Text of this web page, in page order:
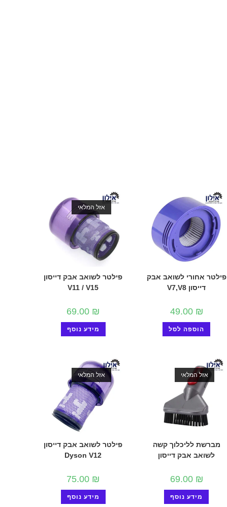
פילטר אחורי לשואב אבק
דייסון V7,V8
49.00 ₪
הוספה לסל
אזל המלאי
פילטר לשואב אבק דייסון
V11 / V15
69.00 ₪
מידע נוסף
אזל המלאי
מברשת לליכלוך קשה
לשואב אבק דייסון
69.00 ₪
מידע נוסף
אזל המלאי
פילטר לשואב אבק דייסון
Dyson V12
75.00 ₪
מידע נוסף